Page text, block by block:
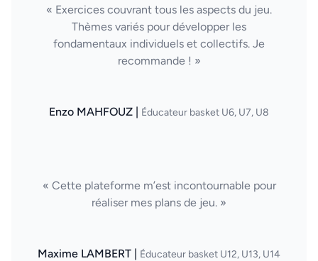
« Exercices couvrant tous les aspects du jeu.
Thèmes variés pour développer les
fondamentaux individuels et collectifs. Je
recommande ! »
Enzo MAHFOUZ | Éducateur basket U6, U7, U8
« Cette plateforme m’est incontournable pour
réaliser mes plans de jeu. »
Maxime LAMBERT | Éducateur basket U12, U13, U14